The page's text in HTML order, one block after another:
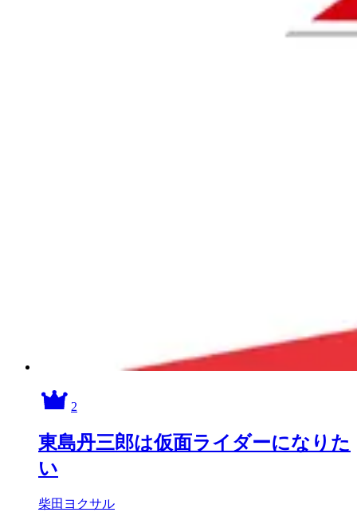
2
東島丹三郎は仮面ライダーになりた
い
柴田ヨクサル